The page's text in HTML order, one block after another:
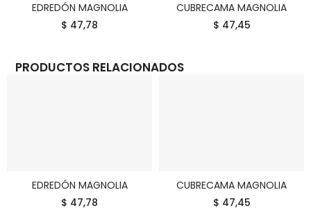
COMPRAR
EDREDÓN MAGNOLIA
$ 47,78
COMPRAR
CUBRECAMA MAGNOLIA
$ 47,45
PRODUCTOS RELACIONADOS
COMPRAR
EDREDÓN MAGNOLIA
$ 47,78
COMPRAR
CUBRECAMA MAGNOLIA
$ 47,45